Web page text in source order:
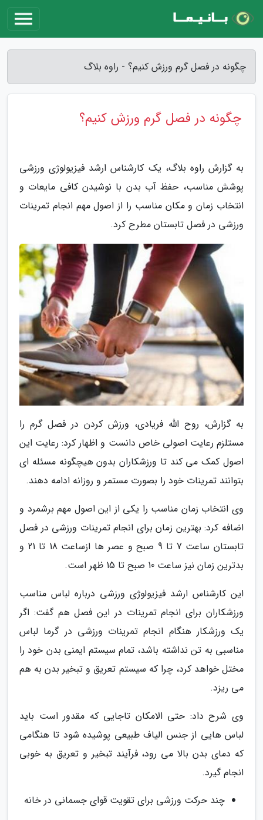
چگونه در فصل گرم ورزش کنیم؟ - راوه بلاگ
چگونه در فصل گرم ورزش کنیم؟
به گزارش راوه بلاگ، یک کارشناس ارشد فیزیولوژی ورزشی
پوشش مناسب، حفظ آب بدن با نوشیدن کافی مایعات و
انتخاب زمان و مکان مناسب را از اصول مهم انجام تمرینات
ورزشی در فصل تابستان مطرح کرد.
به گزارش، روح الله فریادی، ورزش کردن در فصل گرم را
مستلزم رعایت اصولی خاص دانست و اظهار کرد: رعایت این
اصول کمک می کند تا ورزشکاران بدون هیچگونه مسئله ای
بتوانند تمرینات خود را بصورت مستمر و روزانه ادامه دهند.
وی انتخاب زمان مناسب را یکی از این اصول مهم برشمرد و
اضافه کرد: بهترین زمان برای انجام تمرینات ورزشی در فصل
تابستان ساعت 7 تا 9 صبح و عصر ها ازساعت 18 تا 21 و
بدترین زمان نیز ساعت 10 صبح تا 15 ظهر است.
این کارشناس ارشد فیزیولوژی ورزشی درباره لباس مناسب
ورزشکاران برای انجام تمرینات در این فصل هم گفت: اگر
یک ورزشکار هنگام انجام تمرینات ورزشی در گرما لباس
مناسبی به تن نداشته باشد، تمام سیستم ایمنی بدن خود را
مختل خواهد کرد، چرا که سیستم تعریق و تبخیر بدن به هم
می ریزد.
وی شرح داد: حتی الامکان تاجایی که مقدور است باید
لباس هایی از جنس الیاف طبیعی پوشیده شود تا هنگامی
که دمای بدن بالا می رود، فرآیند تبخیر و تعریق به خوبی
انجام گیرد.
چند حرکت ورزشی برای تقویت قوای جسمانی در خانه